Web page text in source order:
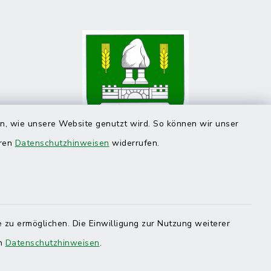
wie unsere Website genutzt wird. So können wir unser
Datenschutzhinweisen widerrufen.
ermöglichen. Die Einwilligung zur Nutzung weiterer
Datenschutzhinweisen.